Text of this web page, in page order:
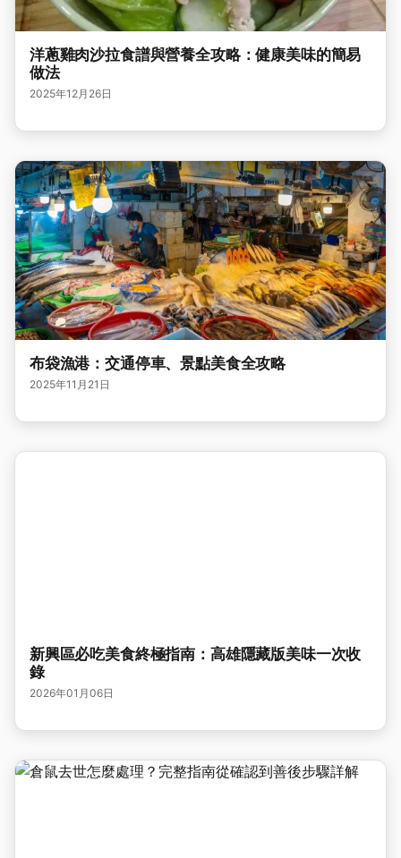
洋蔥雞肉沙拉食譜與營養全攻略：健康美味的簡易
做法
2025年12月26日
布袋漁港：交通停車、景點美食全攻略
2025年11月21日
新興區必吃美食終極指南：高雄隱藏版美味一次收
錄
2026年01月06日